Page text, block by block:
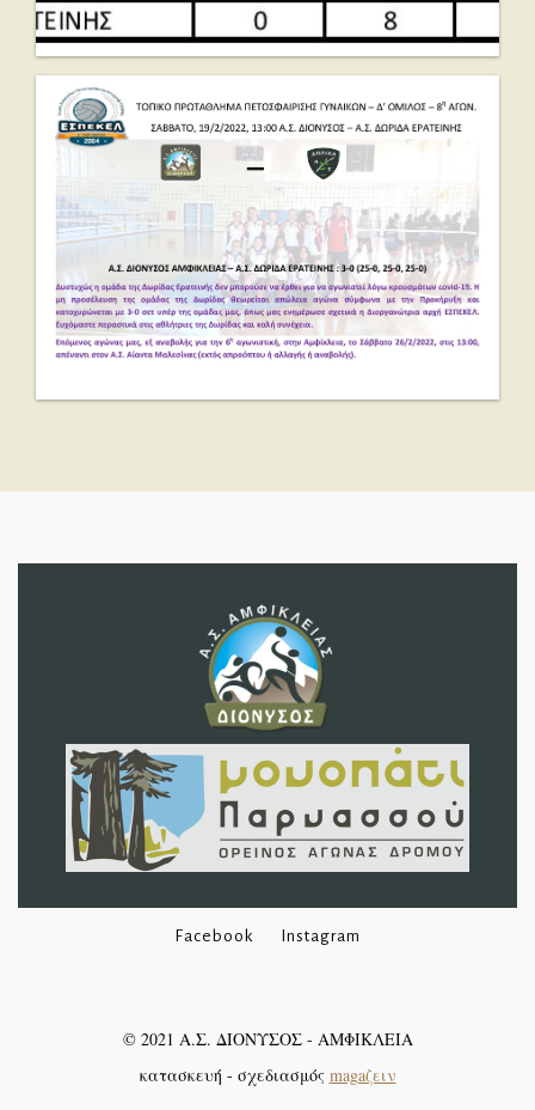
Facebook Instagram
© 2021 Α.Σ. ΔΙΟΝΥΣΟΣ - ΑΜΦΙΚΛΕΙΑ
κατασκευή - σχεδιασμός magaζειν